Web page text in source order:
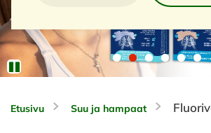
Etusivu Suu ja hampaat